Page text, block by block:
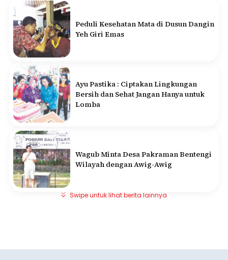
Peduli Kesehatan Mata di Dusun Dangin
Yeh Giri Emas
Ayu Pastika : Ciptakan Lingkungan
Bersih dan Sehat Jangan Hanya untuk
Lomba
Wagub Minta Desa Pakraman Bentengi
Wilayah dengan Awig-Awig
Swipe untuk lihat berita lainnya